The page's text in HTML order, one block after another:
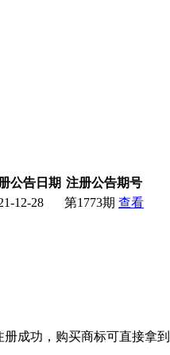
公告日期 注册公告期号
12-28 第1773期 查看
成功，购买商标可直接拿